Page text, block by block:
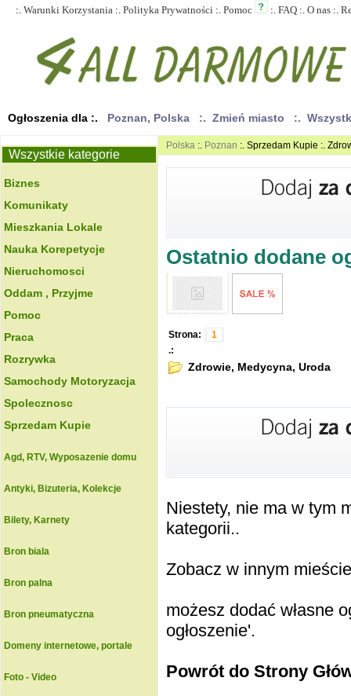
:. Warunki Korzystania :. Polityka Prywatności :. Pomoc :. FAQ :. O nas :.
Ogłoszenia dla :. Poznan, Polska :. Zmień miasto :.
Wszystkie kategorie
Biznes
Komunikaty
Mieszkania Lokale
Nauka Korepetycje
Nieruchomosci
Oddam , Przyjme
Pomoc
Praca
Rozrywka
Samochody Motoryzacja
Spolecznosc
Sprzedam Kupie
Agd, RTV, Wyposazenie domu
Antyki, Bizuteria, Kolekcje
Bilety, Karnety
Bron biala
Bron palna
Bron pneumatyczna
Domeny internetowe, portale
Foto - Video
Polska :. Poznan :. Sprzedam Kupie :.
Ostatnio dodane
Strona:
1
.:
Zdrowie, Medycyna, Uroda
Niestety, nie ma w tym
kategorii..
Zobacz w innym
możesz dodać własne
ogłoszenie'.
Powrót do Strony